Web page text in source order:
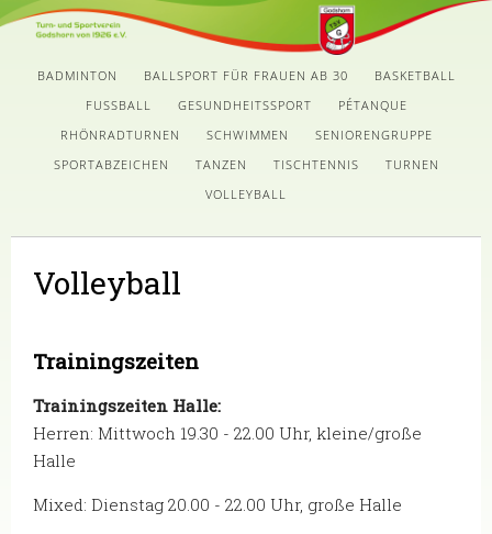
BADMINTON BALLSPORT FÜR FRAUEN AB 30
BASKETBALL
FUSSBALL
GESUNDHEITSSPORT
PÉTANQUE
RHÖNRADTURNEN
SCHWIMMEN
SENIORENGRUPPE
SPORTABZEICHEN
TANZEN TISCHTENNIS
TURNEN
VOLLEYBALL
Volleyball
Trainingszeiten
Trainingszeiten Halle:
Herren: Mittwoch 19.30 - 22.00 Uhr, kleine/große
Halle
Mixed: Dienstag 20.00 - 22.00 Uhr, große Halle